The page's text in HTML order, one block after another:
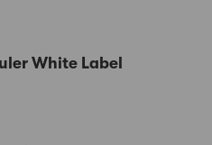
White Label